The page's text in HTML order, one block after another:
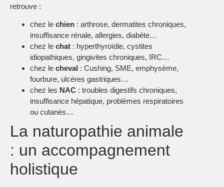
retrouve :
chez le chien : arthrose, dermatites chroniques,
insuffisance rénale, allergies, diabète…
chez le chat : hyperthyroïdie, cystites
idiopathiques, gingivites chroniques, IRC…
chez le cheval : Cushing, SME, emphysème,
fourbure, ulcères gastriques…
chez les NAC : troubles digestifs chroniques,
insuffisance hépatique, problèmes respiratoires
ou cutanés…
La naturopathie animale
: un accompagnement
holistique